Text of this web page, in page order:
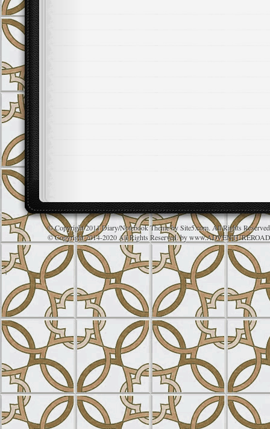
© Copyright 2011 Diary/Notebook Theme by Site5.com. All Rights
© Copyright 2014-2020 All Rights Reserved. by
;